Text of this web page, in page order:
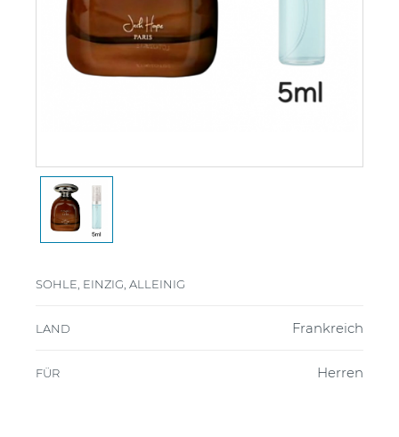
SOHLE, EINZIG, ALLEINIG
LAND Frankreich
FÜR Herren